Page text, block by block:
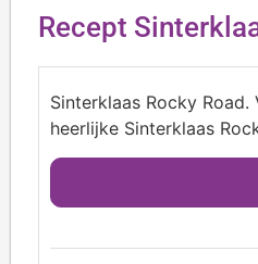
Recept
Sinterklaas Rocky
heerlijke Sinterklaas